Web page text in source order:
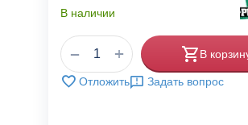
В наличии
+
− В
Отложить Задать вопрос